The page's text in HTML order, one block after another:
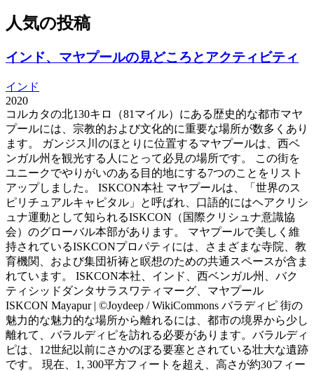
人気の投稿
インド、マヤプールの見どころとアクティビティ
インド
2020
コルカタの北130キロ（81マイル）にある歴史的な都市マヤ
プールには、宗教的および文化的に重要な場所が数多くあり
ます。 ガンジス川のほとりに位置するマヤプールは、西ベ
ンガル州を観光する人にとって必見の場所です。 この街を
ユニークでやりがいのある目的地にする7つのことをリスト
アップしました。 ISKCON本社 マヤプールは、「世界のス
ピリチュアルキャピタル」と呼ばれ、口語的にはヘアクリシ
ュナ運動として知られるISKCON（国際クリシュナ意識協
会）のグローバル本部があります。 マヤプールで美しく維
持されているISKCONプロパティには、さまざまな寺院、教
育機関、および集団祈祷と瞑想のための共通スペースが含ま
れています。 ISKCON本社、インド、西ベンガル州、バク
ティシッドダンタサラスワティマーグ、マヤプール
ISKCON Mayapur | ©Joydeep / WikiCommons バラディピ 街の
魅力的な魅力的な場所から離れるには、都市の境界から少し
離れて、バラルディピを訪れる必要があります。バラルディ
ピは、12世紀以前にさかのぼる要塞とされている壮大な遺跡
です。 現在、1, 300平方フィートを超え、高さが約30フィー